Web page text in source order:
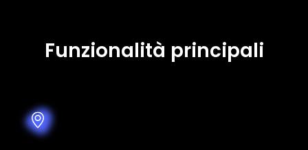
Funzionalità principali